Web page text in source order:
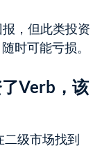
，但此类投资
时可能亏损。
Verb，该
级市场找到